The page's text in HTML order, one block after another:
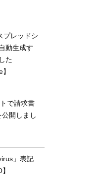
プレッドシ
動生成す
た
で請求書
開しまし
」表記